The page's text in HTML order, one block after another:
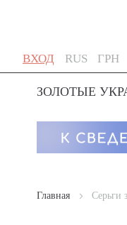
ВХОД
Skip
to
Content
Язык
RUS Валюта
ГРН
ЗОЛОТЫЕ
Главная Серьги